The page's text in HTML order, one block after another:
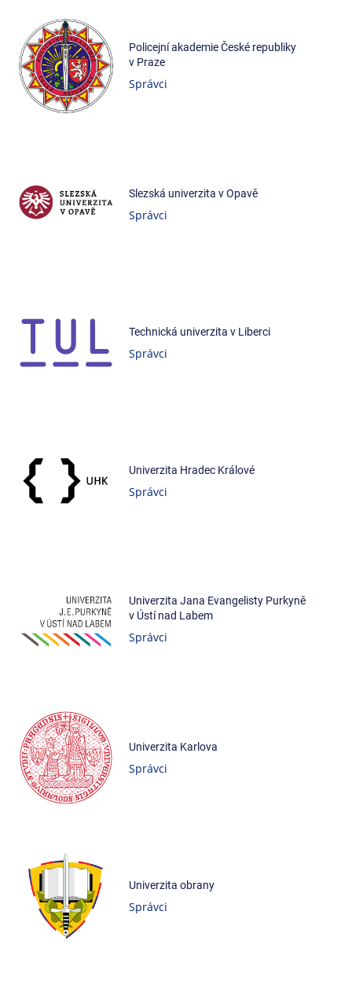
Policejní akademie České republiky
v Praze
Správci
Slezská univerzita v Opavě
Správci
Technická univerzita v Liberci
Správci
Univerzita Hradec Králové
Správci
Univerzita Jana Evangelisty Purkyně
v Ústí nad Labem
Správci
Univerzita Karlova
Správci
Univerzita obrany
Správci